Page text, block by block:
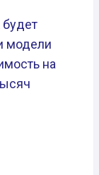
модели
на